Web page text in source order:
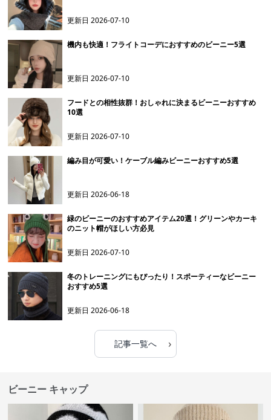
更新日2026-07-10
機内も快適！フライトコーデにおすすめのビーニー5選
更新日2026-07-10
フードとの相性抜群！おしゃれに決まるビーニーおすすめ
10選
更新日2026-07-10
編み目が可愛い！ケーブル編みビーニーおすすめ5選
更新日2026-06-18
緑のビーニーのおすすめアイテム20選！グリーンやカーキ
のニット帽がほしい方必見
更新日2026-07-10
冬のトレーニングにもぴったり！スポーティーなビーニー
おすすめ5選
更新日2026-06-18
記事一覧へ ›
ビーニー キャップ